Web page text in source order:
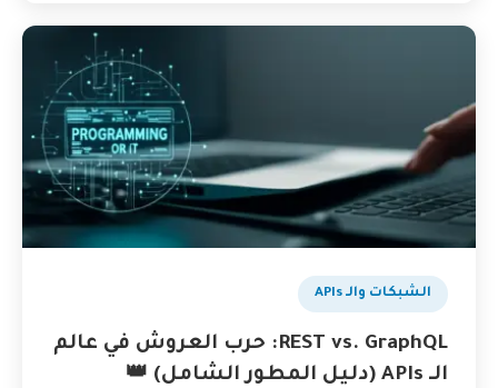
بودكاست
الشبكات والـ APIs
REST vs. GraphQL: حرب العروش في عالم
الـ APIs (دليل المطور الشامل) 👑